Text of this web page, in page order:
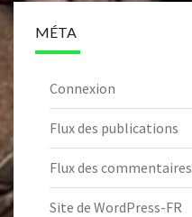
MÉTA
Connexion
Flux des publications
Flux des commentaires
Site de WordPress-FR